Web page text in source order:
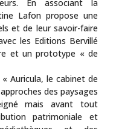
En associant la
Lafon propose une
et de leur savoir-faire
les Editions Bervillé
et un prototype « de
Auricula, le cabinet de
des paysages
mais avant tout
patrimoniale et